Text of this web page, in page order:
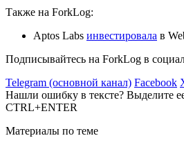
Также на ForkLog:
Aptos Labs инвестировала в
Подписывайтесь на ForkLog в
Telegram (основной канал) Facebook
Нашли ошибку в тексте? Выделите
CTRL+ENTER
Материалы по теме